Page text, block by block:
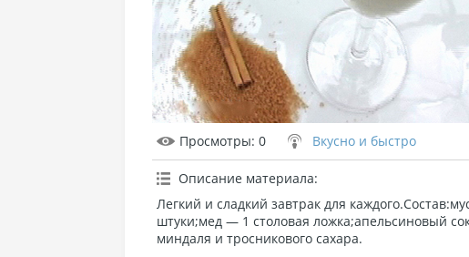
Просмотры: 0 Вкусно и быстро
Описание материала:
Легкий и сладкий завтрак для
штуки;мед — 1 столовая ложка;апельсиновый
миндаля и тросникового сахара.